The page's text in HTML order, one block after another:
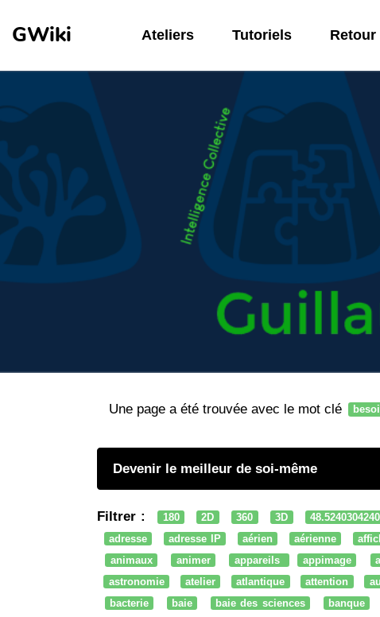
GWiki Ateliers Tutoriels
Une page a été trouvée avec le mot clé
Devenir le meilleur de soi-même
Filtrer : 180 2D 360 3D
adresse
adresse IP aérien aérienne
animaux
animer appareils appimage
astronomie
atelier atlantique attention
bacterie
baie baie des sciences banque